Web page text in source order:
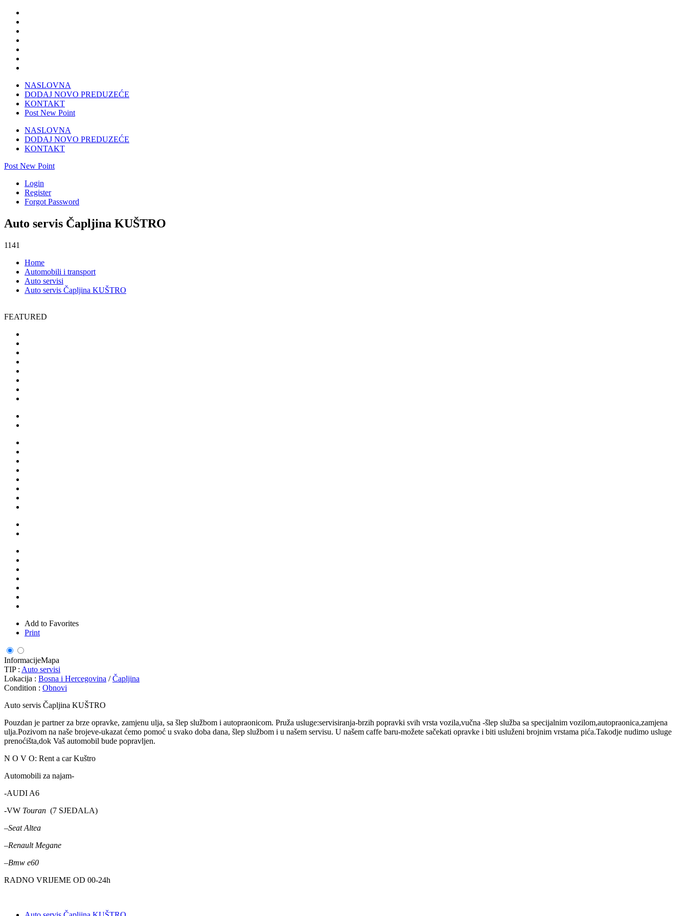
NASLOVNA
DODAJ NOVO PREDUZEĆE
KONTAKT
Post New Point
NASLOVNA
DODAJ NOVO PREDUZEĆE
KONTAKT
Post New Point
Login
Register
Forgot Password
Auto servis Čapljina KUŠTRO
1141
Home
Automobili i transport
Auto servisi
Auto servis Čapljina KUŠTRO
FEATURED
Add to Favorites
Print
InformacijeMapa
TIP : Auto servisi
Lokacija : Bosna i Hercegovina /Čapljina
Condition : Obnovi
Auto servis Čapljina KUŠTRO
Pouzdan je partner za brze opravke, zamjenu ulja, sa šlep službom i autopraonicom. Pruža usluge:servisiranja-brzih popravki svih vrsta vozila,vučna -šlep služba sa specijalnim vozilom,autopraonica,zamjena
ulja.Pozivom na naše brojeve-ukazat ćemo pomoć u svako doba dana, šlep službom i u našem servisu. U našem caffe baru-možete sačekati opravke i biti usluženi brojnim vrstama pića.Takodje nudimo usluge
prenoćišta,dok Vaš automobil bude popravljen.
N O V O: Rent a car Kuštro
Automobili za najam-
-AUDI A6
-VW Touran (7 SJEDALA)
–Seat Altea
–Renault Megane
–Bmw e60
RADNO VRIJEME OD 00-24h